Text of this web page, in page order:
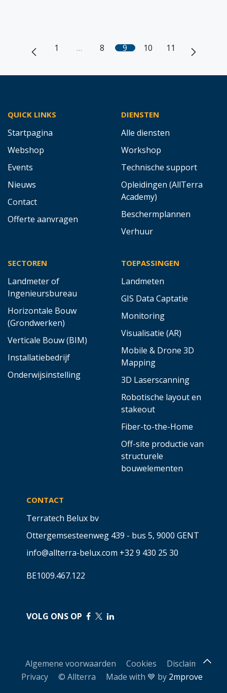
1 … 8 9 10 11
QUICK LINKS
Startpagina
Webshop
Events
Nieuws
Contact
Offerte aanvragen
DIENSTEN
Alle diensten
Workshop
Technische support
Opleidingen (AllTerra
Academy)
Beschermplannen
Verhuur
SECTOREN
Landmeter of
Ingenieursbureau
Horizontale Bouw
(Grondwerken)
Verticale Bouw (BIM)
Installatiebedrijf
Onderwijsinstelling
TOEPASSINGEN
Landmeten
GIS Data Captatie
Monitoring
Visualisatie (AR)
Mobile & Drone 3D
Mapping
3D Laserscanning
Robotische layout en
stakeout
Fiber-to-the-Home
Off-site productie van
structurele
bouwelementen
CONTACT
Terratech Belux bv
Ottergemsesteenweg 439 - bus 5,9000 GENT
info@allterra-belux.com +32 9 430 25 30
BE1009.467.122
VOLG ONS OP
Algemene voorwaarden Cookies
Disclaimer
Privacy © Allterra Made with 💙 by 2mprove